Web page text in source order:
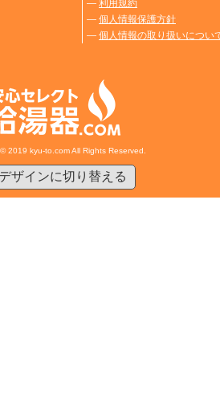
― 利用規約
― 個人情報保護方針
― 個人情報の取り扱いについ
2019 kyu-to.com All Rights Reserved.